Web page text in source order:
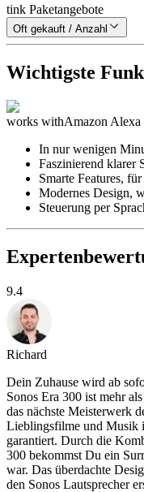
tink Paketangebote
Oft gekauft / Anzahl
Wichtigste
works withAmazon Alexa
In nur wenigen
Faszinierend klarer
Smarte Features,
Modernes Design,
Steuerung per
9.4
Richard
Dein Zuhause wird ab
Sonos Era 300 ist mehr
das nächste Meisterwerk
Lieblingsfilme und Musik
garantiert. Durch die
300 bekommst Du ein
war. Das überdachte
den Sonos Lautsprecher